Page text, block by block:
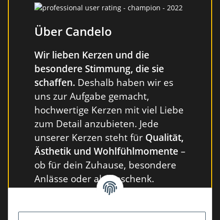
Stabkerzen
Stabkerzen
Über Candelo
Wir lieben Kerzen und die
besondere Stimmung, die sie
schaffen. Deshalb haben wir es
uns zur Aufgabe gemacht,
hochwertige Kerzen mit viel Liebe
zum Detail anzubieten. Jede
unserer Kerzen steht für Qualität,
Ästhetik und Wohlfühlmomente –
ob für dein Zuhause, besondere
Anlässe oder als Geschenk.